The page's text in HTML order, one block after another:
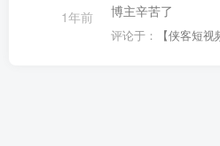
1年前 博主辛苦了
评论于： 【侠客短视频解析